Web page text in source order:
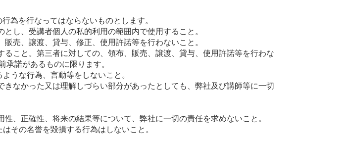
為を行なってはならないものとします。
し、受講者個人の私的利用の範囲内で使用すること。
売、譲渡、貸与、修正、使用許諾等を行わないこと。
こと。第三者に対しての、領布、販売、譲渡、貸与、使用許諾等を行わな
諾があるものに限ります。
うな行為、言動等をしないこと。
なかった又は理解しづらい部分があったとしても、弊社及び講師等に一切
、正確性、将来の結果等について、弊社に一切の責任を求めないこと。
その名誉を毀損する行為はしないこと。